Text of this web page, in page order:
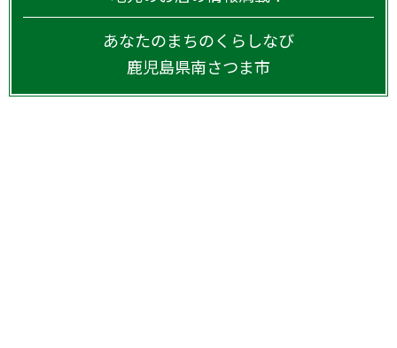
あなたのまちのくらしなび
鹿児島県南さつま市